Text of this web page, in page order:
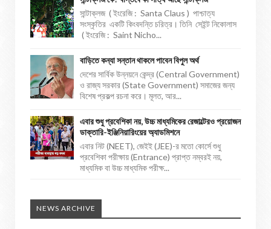
সান্টাক্লজ ( ইংরেজি : Santa Claus ) পাশ্চাত্য
সংস্কৃতির একটি কিংবদন্তি চরিত্র। তিনি সেইন্ট নিকোলাস
( ইংরেজি : Saint Nicho...
বাড়িতে কন্যা সন্তান থাকলে পাবেন বিপুল অর্থ
দেশের সার্বিক উন্নয়নে কেন্দ্র (Central Government)
ও রাজ্য সরকার (State Government) সমাজের জন্য
বিশেষ প্রকল্প রচনা করে। মূলত, আর...
এবার শুধু প্রবেশিকা নয়, উচ্চ মাধ্যমিকের রেজাল্টেরও প্রয়োজন
ডাক্তারি-ইঞ্জিনিয়ারিংয়ের অ্যাডমিশনে
এবার নিট (NEET), জেইই (JEE)-র মতো কোর্সে শুধু
প্রবেশিকা পরীক্ষায় (Entrance) প্রাপ্ত নম্বরই নয়,
মাধ্যমিক বা উচ্চ মাধ্যমিক পরীক্ষ...
NEWS ARCHIVE